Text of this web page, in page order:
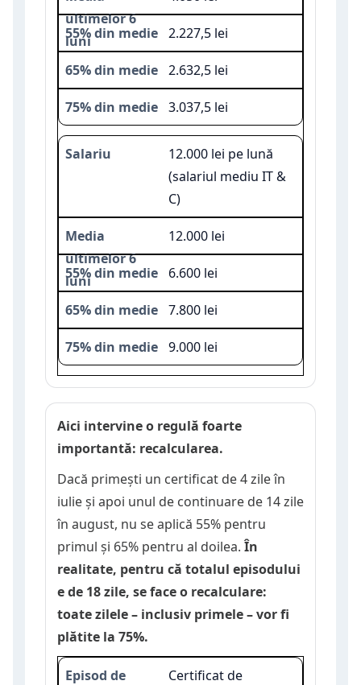
2.227,5 lei
2.632,5 lei
3.037,5 lei
12.000 lei pe lună
(salariul mediu IT &
C)
12.000 lei
6.600 lei
7.800 lei
9.000 lei
Aici intervine o regulă foarte
importantă: recalcularea.
Dacă primești un certificat de 4 zile în
iulie și apoi unul de continuare de 14 zile
în august, nu se aplică 55% pentru
primul și 65% pentru al doilea. În
realitate, pentru că totalul episodului
e de 18 zile, se face o recalculare:
toate zilele – inclusiv primele – vor fi
plătite la 75%.
Certificat de